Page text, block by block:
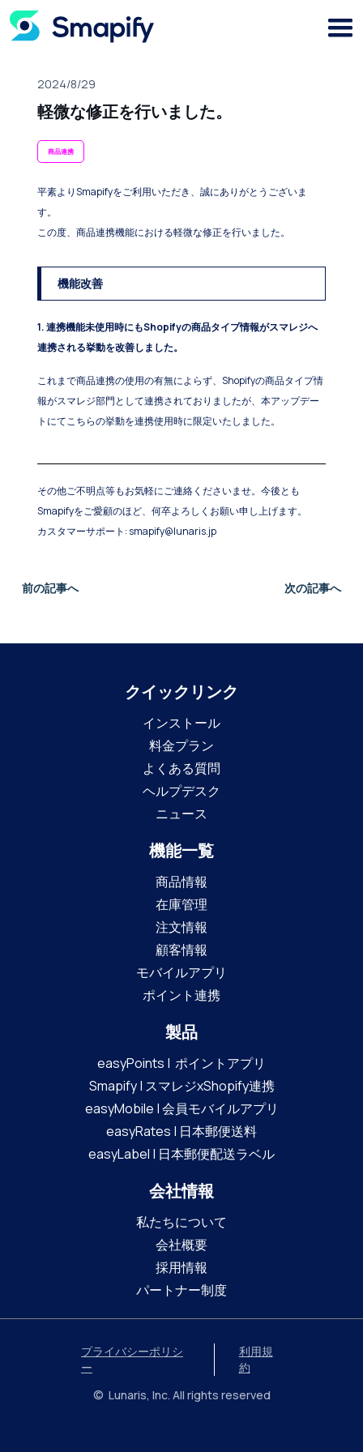
2024/8/29
軽微な修正を行いました。
商品連携
平素よりSmapifyをご利用いただき、誠にありがとうございま
す。
この度、商品連携機能における軽微な修正を行いました。
機能改善
1. 連携機能未使用時にもShopifyの商品タイプ情報がスマレジへ
連携される挙動を改善しました。
これまで商品連携の使用の有無によらず、Shopifyの商品タイプ情
報がスマレジ部門として連携されておりましたが、本アップデー
トにてこちらの挙動を連携使用時に限定いたしました。
その他ご不明点等もお気軽にご連絡くださいませ。今後とも
Smapifyをご愛顧のほど、何卒よろしくお願い申し上げます。
カスタマーサポート: smapify@lunaris.jp
前の記事へ 次の記事へ
クイックリンク
インストール
料金プラン
よくある質問
ヘルプデスク
ニュース
機能一覧
商品情報
在庫管理
注文情報
顧客情報
モバイルアプリ
ポイント連携
製品
easyPoints | ポイントアプリ
Smapify | スマレジxShopify連携
easyMobile | 会員モバイルアプリ
easyRates | 日本郵便送料
easyLabel | 日本郵便配送ラベル
会社情報
私たちについて
会社概要
採用情報
パートナー制度
プライバシーポリシ
ー
利用規
約
© Lunaris, Inc. All rights reserved